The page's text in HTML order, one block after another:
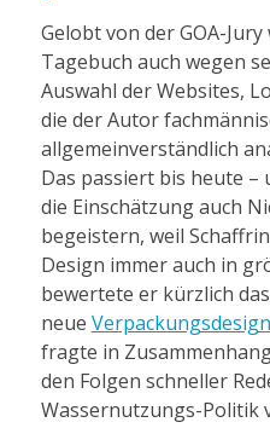
Gelobt von der GOA-
Tagebuch auch wegen
Auswahl der Websites,
die der Autor
allgemeinverständlich
Das passiert bis heute –
die Einschätzung auch
begeistern, weil
Design immer auch in
bewertete er kürzlich das
neue
fragte in
den Folgen schneller
Wassernutzungs-Politik